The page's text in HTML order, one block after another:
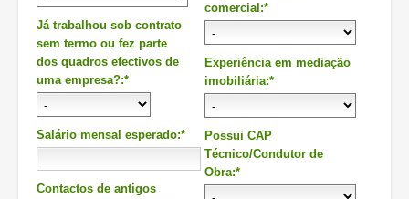
Já trabalhou sob contrato
sem termo ou fez parte
dos quadros efectivos de
uma empresa?:*
Salário mensal esperado:*
Contactos de antigos
comercial:*
Experiência em mediação
imobiliária:*
Possui CAP
Técnico/Condutor de
Obra:*